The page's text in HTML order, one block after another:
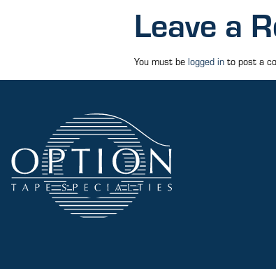
Leave a
You must be logged in to post a